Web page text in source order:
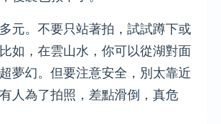
元。不要只站著拍，試試蹲下或
如，在雲山水，你可以從湖對面
夢幻。但要注意安全，別太靠近
人為了拍照，差點滑倒，真危